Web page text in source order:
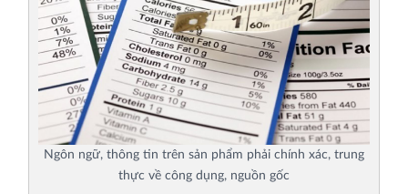
Ngôn ngữ, thông tin trên sản phẩm phải chính xác, trung
thực về công dụng, nguồn gốc